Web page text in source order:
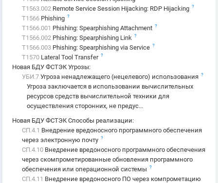
T1563.002 Remote Service Session Hijacking: RDP Hijacking ?
T1566 Phishing ?
T1566.001 Phishing: Spearphishing Attachment ?
T1566.002 Phishing: Spearphishing Link ?
T1566.003 Phishing: Spearphishing via Service ?
T1570 Lateral Tool Transfer ?
Новая БДУ ФСТЭК Угрозы:
УБИ.7 Угроза ненадлежащего (нецелевого) использования ?
Угроза заключается в использовании вычислительных
ресурсов средств вычислительной техники для
осуществления сторонних, не предус...
Новая БДУ ФСТЭК Способы реализации:
СП.4.1 Внедрение вредоносного программного обеспечения
через электронную почту ?
СП.4.10 Внедрение вредоносного программного обеспечения
через скомпрометированные обновления программного
обеспечения или операционной системы ?
СП.4.11 Внедрение вредоносного ПО через компрометацию